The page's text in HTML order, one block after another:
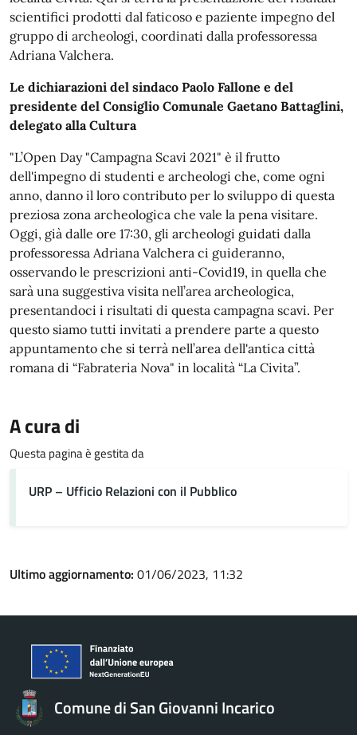
scientifici prodotti dal faticoso e paziente impegno del
gruppo di archeologi, coordinati dalla professoressa
Adriana Valchera.
Le dichiarazioni del sindaco Paolo Fallone e del
presidente del Consiglio Comunale Gaetano Battaglini,
delegato alla Cultura
"L’Open Day "Campagna Scavi 2021" è il frutto
dell'impegno di studenti e archeologi che, come ogni
anno, danno il loro contributo per lo sviluppo di questa
preziosa zona archeologica che vale la pena visitare.
Oggi, già dalle ore 17:30, gli archeologi guidati dalla
professoressa Adriana Valchera ci guideranno,
osservando le prescrizioni anti-Covid19, in quella che
sarà una suggestiva visita nell’area archeologica,
presentandoci i risultati di questa campagna scavi. Per
questo siamo tutti invitati a prendere parte a questo
appuntamento che si terrà nell’area dell'antica città
romana di “Fabrateria Nova" in località “La Civita”.
A cura di
Questa pagina è gestita da
URP – Ufficio Relazioni con il Pubblico
Ultimo aggiornamento: 01/06/2023, 11:32
Comune di San Giovanni Incarico